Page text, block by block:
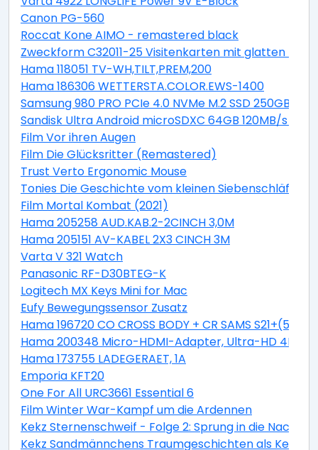
Canon PG-560
Roccat Kone AIMO - remastered black
Zweckform C32011-25 Visitenkarten mit glatten
Hama 118051 TV-WH,TILT,PREM,200
Hama 186306 WETTERSTA.COLOR.EWS-1400
Samsung 980 PRO PCIe 4.0 NVMe M.2 SSD 250GB
Sandisk Ultra Android microSDXC 64GB 120MB/s +
Film Vor ihren Augen
Film Die Glücksritter (Remastered)
Trust Verto Ergonomic Mouse
Tonies Die Geschichte vom kleinen Siebenschläfer,
Film Mortal Kombat (2021)
Hama 205258 AUD.KAB.2-2CINCH 3,0M
Hama 205151 AV-KABEL 2X3 CINCH 3M
Varta V 321 Watch
Panasonic RF-D30BTEG-K
Logitech MX Keys Mini for Mac
Eufy Bewegungssensor Zusatz
Hama 196720 CO CROSS BODY + CR SAMS S21+(5G)
Hama 200348 Micro-HDMI-Adapter, Ultra-HD 4K
Hama 173755 LADEGERAET, 1A
Emporia KFT20
One For All URC3661 Essential 6
Film Winter War-Kampf um die Ardennen
Kekz Sternenschweif - Folge 2: Sprung in die Nacht
Kekz Sandmännchens Traumgeschichten als Kekz